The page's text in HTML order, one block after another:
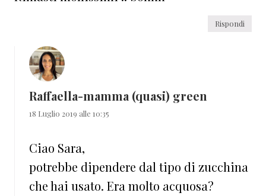
Rispondi
Raffaella-mamma (quasi) green
18 Luglio 2019 alle 10:35
Ciao Sara,
potrebbe dipendere dal tipo di zucchina
che hai usato. Era molto acquosa?